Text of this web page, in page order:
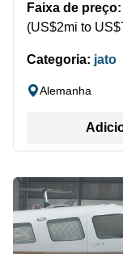
Faixa de preço:
(US$2mi to
Categoria: jato
Alemanha